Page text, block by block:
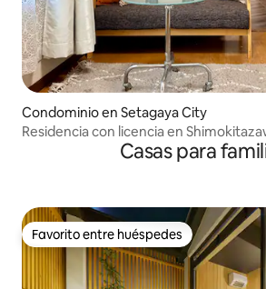
Condominio en Setagaya City
Residencia con licencia en
Casas para
Favorito entre huéspedes
Favorito entre huéspedes